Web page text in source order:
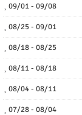
09/01 - 09/08
08/25 - 09/01
08/18 - 08/25
08/11 - 08/18
08/04 - 08/11
07/28 - 08/04